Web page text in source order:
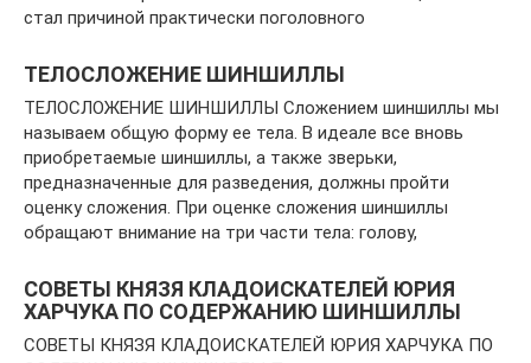
стал причиной практически поголовного
ТЕЛОСЛОЖЕНИЕ ШИНШИЛЛЫ
ТЕЛОСЛОЖЕНИЕ ШИНШИЛЛЫ Сложением шиншиллы мы
называем общую форму ее тела. В идеале все вновь
приобретаемые шиншиллы, а также зверьки,
предназначенные для разведения, должны пройти
оценку сложения. При оценке сложения шиншиллы
обращают внимание на три части тела: голову,
СОВЕТЫ КНЯЗЯ КЛАДОИСКАТЕЛЕЙ ЮРИЯ
ХАРЧУКА ПО СОДЕРЖАНИЮ ШИНШИЛЛЫ
СОВЕТЫ КНЯЗЯ КЛАДОИСКАТЕЛЕЙ ЮРИЯ ХАРЧУКА ПО